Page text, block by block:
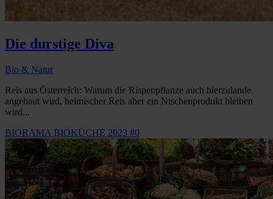
Die durstige Diva
Bio & Natur
Reis aus Österreich: Warum die Rispenpflanze auch hierzulande
angebaut wird, heimischer Reis aber ein Nischenprodukt bleiben
wird...
BIORAMA BIOKÜCHE 2023 #0